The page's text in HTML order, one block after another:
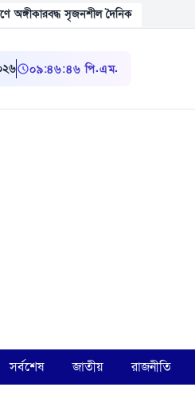
অঙ্গীকারবদ্ধ সৃজনশীল দৈনিক
০৯ ৪৬ ৪৭ পি.এম.
সর্বশেষ জাতীয় রাজনীতি